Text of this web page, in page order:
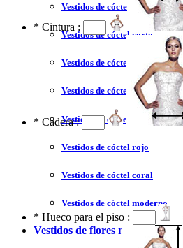
Vestidos de cóctel largo
Vestidos de cóctel corto
Vestidos de cóctel tallas grandes
Vestidos de cóctel sin tirantes
Vestidos de cóctel azul
Vestidos de cóctel rojo
Vestidos de cóctel coral
Vestidos de cóctel moderno
Vestidos de flores niña
* Cintura :
* Cadera :
* Hueco para el piso :